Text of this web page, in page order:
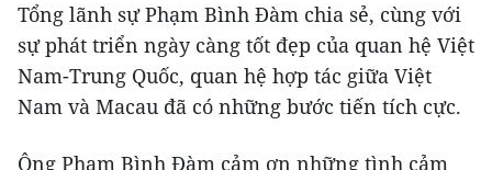
Tổng lãnh sự Phạm Bình Đàm chia sẻ, cùng với
sự phát triển ngày càng tốt đẹp của quan hệ Việt
Nam-Trung Quốc, quan hệ hợp tác giữa Việt
Nam và Macau đã có những bước tiến tích cực.
Ông Phạm Bình Đàm cảm ơn những tình cảm